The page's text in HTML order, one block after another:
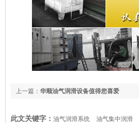
上一篇： 华顺油气润滑设备值得您喜爱
此文关键字： 油气润滑系统 油气集中润滑